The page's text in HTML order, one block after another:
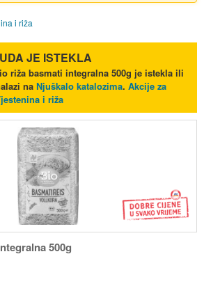
i riža
JE ISTEKLA
riža basmati integralna 500g je istekla ili
na Njuškalo katalozima. Akcije za
i riža
500g